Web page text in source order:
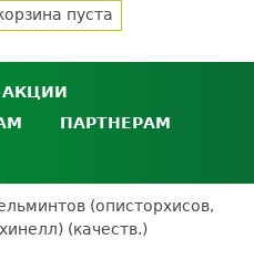
пуста
АКЦИИ
в
ПАРТНЕРАМ
кабинет
партнёра
(описторхисов,
(качеств.)